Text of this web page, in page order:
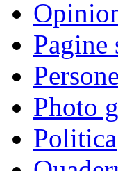
Pagine
Persone
Photo
Politica